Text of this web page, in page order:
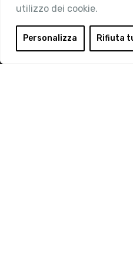
utilizzo dei cookie.
Personalizza Rifiuta
Area Riservata
Login
Diventa Socio